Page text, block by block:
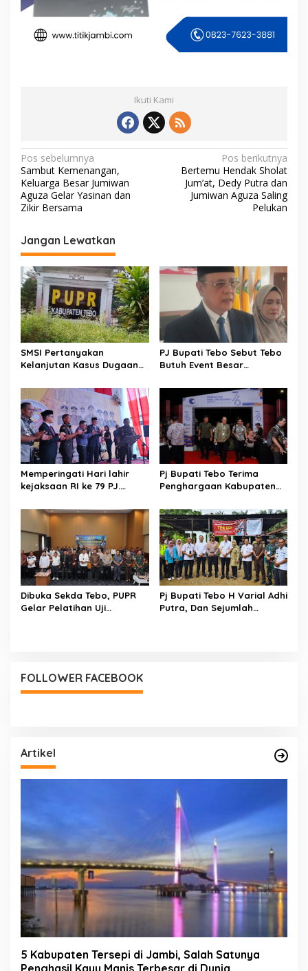
Ikuti Kami
N
a
v
i
g
a
s
i
p
o
s
Pos sebelumnya
Sambut Kemenangan,
Keluarga Besar Jumiwan
Aguza Gelar Yasinan dan
Zikir Bersama
Pos berikutnya
Bertemu Hendak Sholat
Jum’at, Dedy Putra dan
Jumiwan Aguza Saling
Pelukan
Jangan Lewatkan
SMSI Pertanyakan
Kelanjutan Kasus Dugaan
PJ Bupati Tebo Sebut Tebo
Butuh Event Besar
Sebagai Promosi Daerah
Memperingati Hari lahir
kejaksaan RI ke 79 PJ.
Kejaksaan Negeri Tebo
Pj Bupati Tebo Terima
Penghargaan Kabupaten
Dibuka Sekda Tebo, PUPR
Gelar Pelatihan Uji
Pj Bupati Tebo H Varial Adhi
Putra, Dan Sejumlah
FOLLOWER FACEBOOK
Artikel
5 Kabupaten Tersepi di Jambi, Salah Satunya